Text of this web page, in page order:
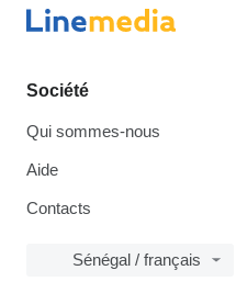
Société
Qui sommes-nous
Aide
Contacts
Sénégal / français